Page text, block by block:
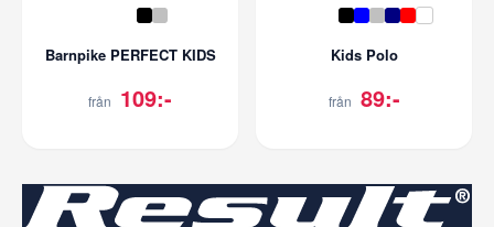
Barnpike PERFECT KIDS
från 109:-
Kids Polo
från 89:-